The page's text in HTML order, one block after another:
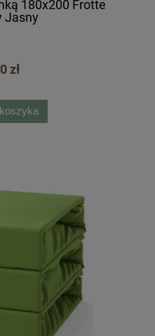
180x200 Frotte
Jasny
zł